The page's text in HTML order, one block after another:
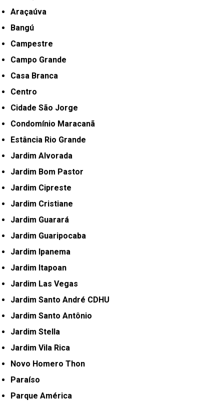
Araçaúva
Bangú
Campestre
Campo Grande
Casa Branca
Centro
Cidade São Jorge
Condomínio Maracanã
Estância Rio Grande
Jardim Alvorada
Jardim Bom Pastor
Jardim Cipreste
Jardim Cristiane
Jardim Guarará
Jardim Guaripocaba
Jardim Ipanema
Jardim Itapoan
Jardim Las Vegas
Jardim Santo André CDHU
Jardim Santo Antônio
Jardim Stella
Jardim Vila Rica
Novo Homero Thon
Paraíso
Parque América